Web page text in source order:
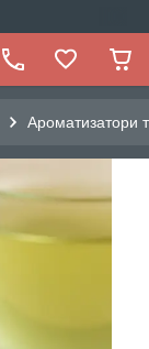
Ароматизатори